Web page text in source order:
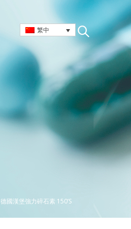
繁中
德國漢堡強力碎石素 150’S